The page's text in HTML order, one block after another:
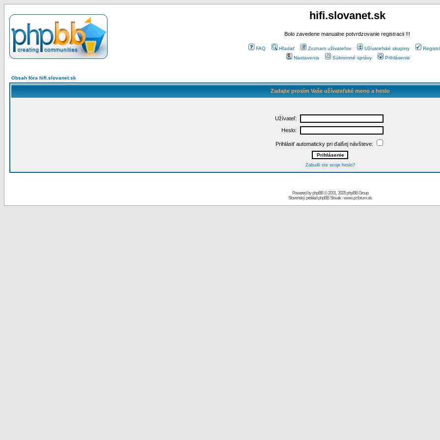
hifi.slovanet.sk
Bolo zavedene manualne potvrdzovanie registracii !!!
FAQ Hľadať Zoznam užívateľov Užívateľské skupiny
Nastavenia
Súkromné správy Prihlásenie
Obsah fóra hifi.slovanet.sk
Zadajte prosím Vaše užívateľské meno a heslo
Užívateľ:
Heslo:
Prihlásiť automaticky pri ďalšej návšteve:
Zabudli ste svoje heslo?
Powered byphpBB© 2001, 2005 phpBB Group
Slovenský preklad phpBB Slovak-www.pcforum.sk